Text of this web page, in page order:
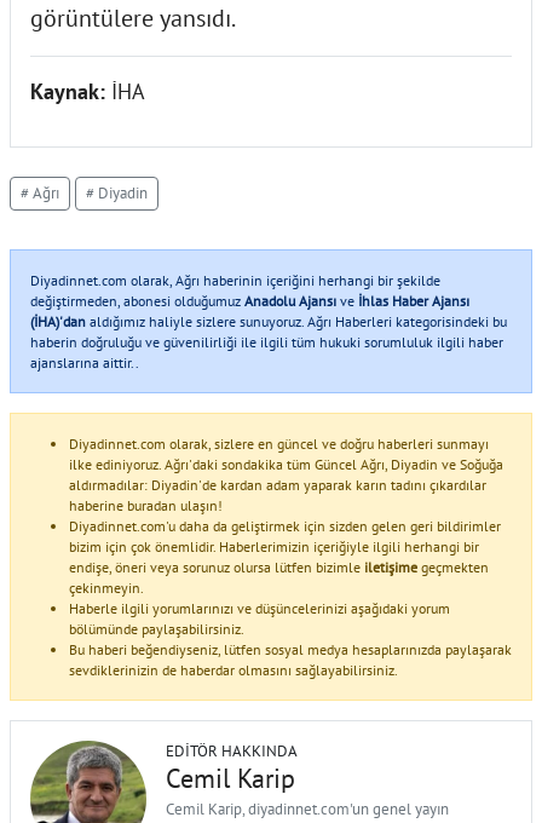
görüntülere yansıdı.
Kaynak: İHA
# Ağrı # Diyadin
Diyadinnet.com olarak, Ağrı haberinin içeriğini herhangi bir şekilde
değiştirmeden, abonesi olduğumuz Anadolu Ajansı ve İhlas Haber Ajansı
(İHA)'dan aldığımız haliyle sizlere sunuyoruz. Ağrı Haberleri kategorisindeki bu
haberin doğruluğu ve güvenilirliği ile ilgili tüm hukuki sorumluluk ilgili haber
ajanslarına aittir..
Diyadinnet.com olarak, sizlere en güncel ve doğru haberleri sunmayı
ilke ediniyoruz. Ağrı'daki sondakika tüm Güncel Ağrı, Diyadin ve Soğuğa
aldırmadılar: Diyadin'de kardan adam yaparak karın tadını çıkardılar
haberine buradan ulaşın!
Diyadinnet.com'u daha da geliştirmek için sizden gelen geri bildirimler
bizim için çok önemlidir. Haberlerimizin içeriğiyle ilgili herhangi bir
endişe, öneri veya sorunuz olursa lütfen bizimle iletişime geçmekten
çekinmeyin.
Haberle ilgili yorumlarınızı ve düşüncelerinizi aşağıdaki yorum
bölümünde paylaşabilirsiniz.
Bu haberi beğendiyseniz, lütfen sosyal medya hesaplarınızda paylaşarak
sevdiklerinizin de haberdar olmasını sağlayabilirsiniz.
EDITÖR HAKKINDA
Cemil Karip
Cemil Karip, diyadinnet.com'un genel yayın